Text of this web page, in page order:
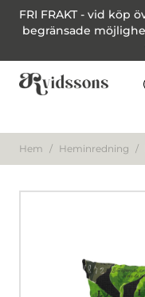
FRI FRAKT - vid köp
begränsade
Hem / Heminredning /